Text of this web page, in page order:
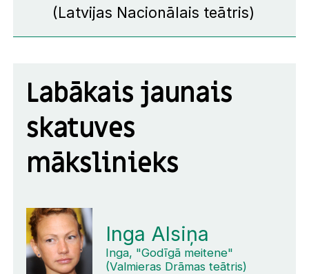
(Latvijas Nacionālais teātris)
Labākais jaunais
skatuves
mākslinieks
Inga Alsiņa
Inga, "Godīgā meitene"
(Valmieras Drāmas teātris)